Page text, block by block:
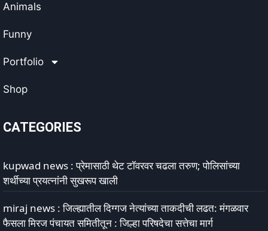
Animals
Funny
Portfolio
Shop
CATEGORIES
kupwad news : प्रेमासाठी थेट टॉवरवर चढला तरुण; पोलिसांच्या
शर्थीच्या प्रयत्नांनी सुखरूप खाली
miraj news : जिल्ह्यातील दिग्गज नेत्यांच्या ताकदीची लढत: मंगळवार
फैसला मिरज पंचायत समितीतून : जिल्हा परिषदेचा सत्तेचा मार्ग